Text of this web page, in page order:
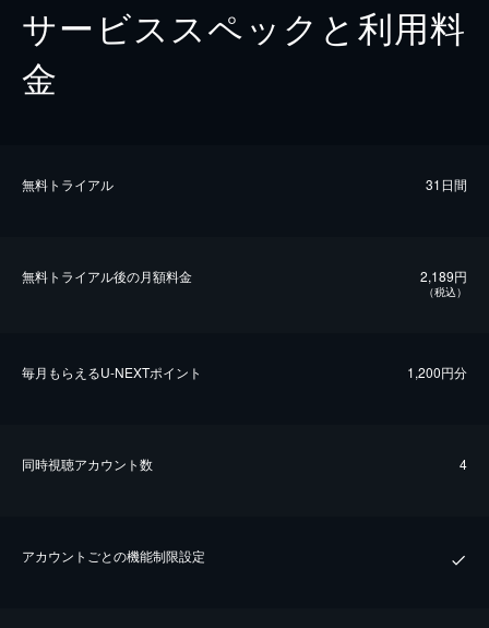
サービススペックと利用料
金
無料トライアル 31日間
無料トライアル後の⽉額料金 2,189円
（税込）
毎⽉もらえるU-NEXTポイント 1,200円分
同時視聴アカウント数 4
アカウントごとの機能制限設定